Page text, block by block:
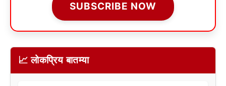
SUBSCRIBE NOW
📈 लोकप्रिय बातम्या